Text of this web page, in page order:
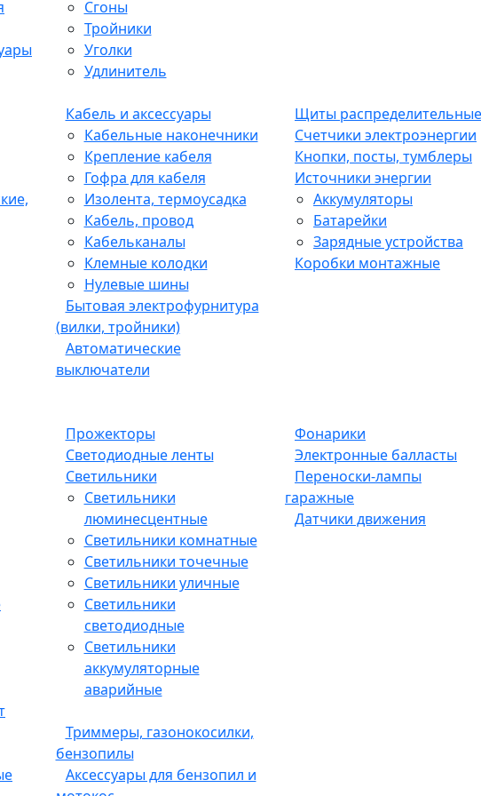
Сгоны
Тройники
Уголки
Удлинитель
Кабель и аксессуары
Кабельные наконечники
Крепление кабеля
Гофра для кабеля
Изолента, термоусадка
Кабель, провод
Кабельканалы
Клемные колодки
Нулевые шины
Бытовая электрофурнитура
(вилки, тройники)
Автоматические
выключатели
Щиты распределительные
Счетчики электроэнергии
Кнопки, посты, тумблеры
Источники энергии
Аккумуляторы
Батарейки
Зарядные устройства
Коробки монтажные
Прожекторы
Светодиодные ленты
Светильники
Светильники
люминесцентные
Светильники комнатные
Светильники точечные
Светильники уличные
Светильники
светодиодные
Светильники
аккумуляторные
аварийные
Фонарики
Электронные балласты
Переноски-лампы
гаражные
Датчики движения
Триммеры, газонокосилки,
бензопилы
Аксессуары для бензопил и